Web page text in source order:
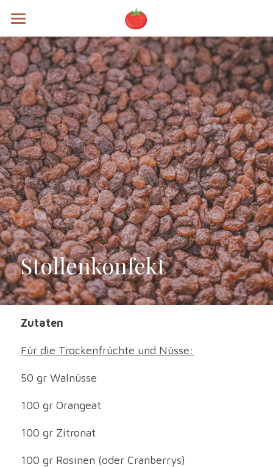
Rezepte
Alle Kategorien
Brunch
Mains
Soups
Specials
Sweets
Testing
Stollenkonfekt
Zutaten
Für die Trockenfrüchte und Nüsse:
50 gr Walnüsse
100 gr Orangeat
100 gr Zitronat
100 gr Rosinen (oder Cranberrys)